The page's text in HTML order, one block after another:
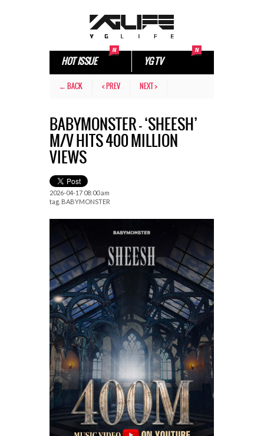
HOT ISSUE YG TV
← BACK < PREV NEXT >
BABYMONSTER – ‘SHEESH’
M/V HITS 400 MILLION
VIEWS
2026-04-17 08:00 am
tag. BABYMONSTER